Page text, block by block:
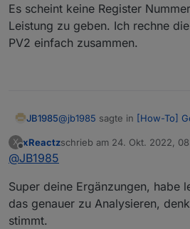
Es scheint keine Register
Leistung zu geben. Ich rechne
PV2 einfach zusammen.
JB1985@jb1985 sagte in [How-To]
Das scheint falsch zu sein.
Nummer gefunden.
X
Offline
xReactzschrieb am 24. Okt. 2022,
zuletzt editiert von
@JB1985
Super deine Ergänzungen, habe
das genauer zu Analysieren,
stimmt.